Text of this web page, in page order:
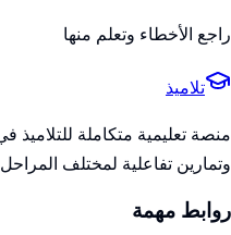
راجع الأخطاء وتعلم منها
تلاميذ
منصة تعليمية متكاملة
وتمارين تفاعلية لمختلف
روابط مهمة